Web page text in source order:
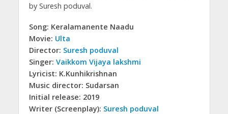
by Suresh poduval.
Song: Keralamanente Naadu
Movie: Ulta
Director: Suresh poduval
Singer: Vaikkom Vijaya lakshmi
Lyricist: K.Kunhikrishnan
Music director: Sudarsan
Initial release: 2019
Writer (Screenplay): Suresh poduval